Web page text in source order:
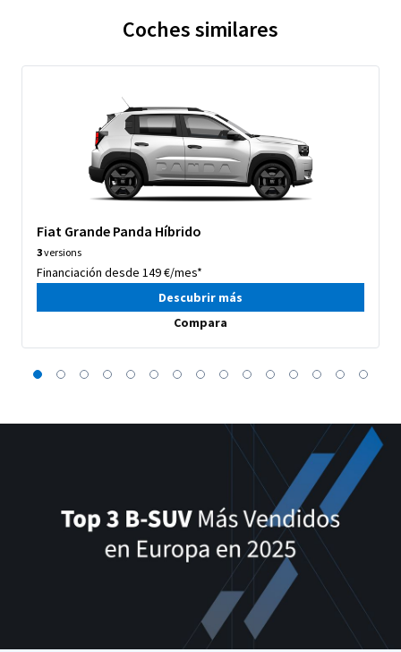
Coches similares
Fiat Grande Panda Híbrido
3versions
Financiación desde 149 €/mes*
Descubrir más
Compara